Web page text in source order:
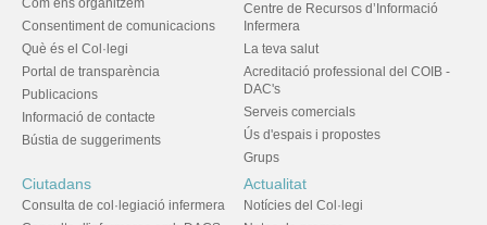
Com ens organitzem
Consentiment de comunicacions
Què és el Col·legi
Portal de transparència
Publicacions
Informació de contacte
Bústia de suggeriments
Centre de Recursos d’Informació
Infermera
La teva salut
Acreditació professional del COIB -
DAC's
Serveis comercials
Ús d'espais i propostes
Grups
Ciutadans
Consulta de col·legiació infermera
Actualitat
Notícies del Col·legi